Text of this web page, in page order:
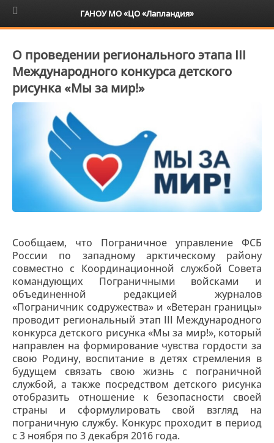
6+
О проведении регионального этапа III
Международного конкурса детского
рисунка «Мы за мир!»
Сообщаем, что Пограничное управление ФСБ
России по западному арктическому району
совместно с Координационной службой Совета
командующих Пограничными войсками и
объединенной редакцией журналов
«Пограничник содружества» и «Ветеран границы»
проводит региональный этап III Международного
конкурса детского рисунка «Мы за мир!», который
направлен на формирование чувства гордости за
свою Родину, воспитание в детях стремления в
будущем связать свою жизнь с пограничной
службой, а также посредством детского рисунка
отобразить отношение к безопасности своей
страны и сформулировать свой взгляд на
пограничную службу. Конкурс проходит в период
с 3 ноября по 3 декабря 2016 года.
ГАНОУ МО «ЦО «Лапландия»